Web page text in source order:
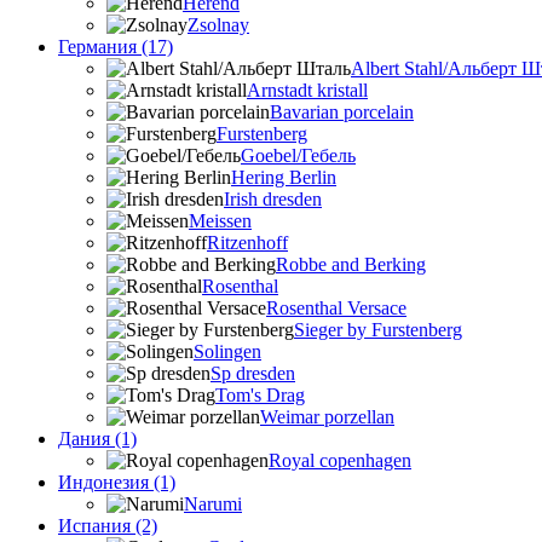
Zsolnay
Германия (17)
Albert Stahl/Альбеpт
Arnstadt kristall
Bavarian porcelain
Furstenberg
Goebel/Гебель
Hering Berlin
Irish dresden
Meissen
Ritzenhoff
Robbe and Berking
Rosenthal
Rosenthal Versace
Sieger by Furstenberg
Solingen
Sp dresden
Tom's Drag
Weimar porzellan
Дания (1)
Royal copenhagen
Индонезия (1)
Narumi
Испания (2)